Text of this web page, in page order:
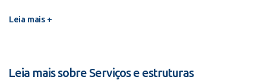
Leia mais +
Leia mais sobre Serviços e estruturas